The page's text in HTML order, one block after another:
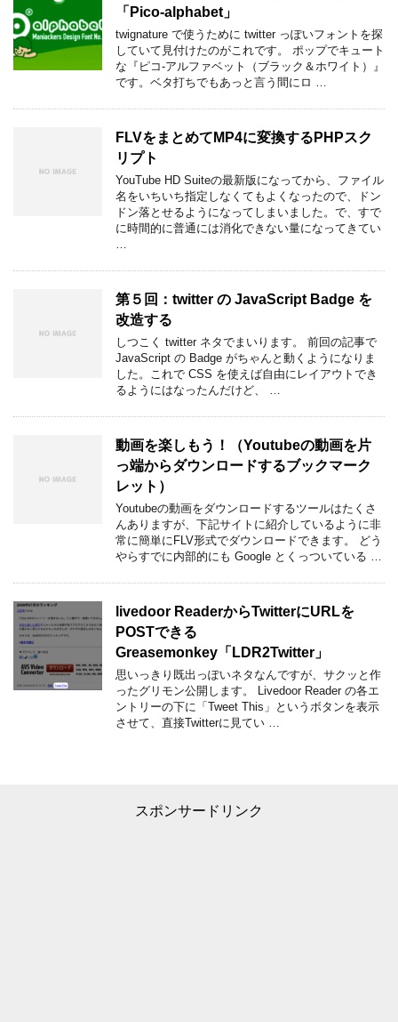
「Pico-alphabet」
twignature で使うために twitter っぽいフォントを探
していて見付けたのがこれです。 ポップでキュート
な『ピコ-アルファベット（ブラック＆ホワイト）』
です。ベタ打ちでもあっと言う間にロ …
FLVをまとめてMP4に変換するPHPスク
リプト
YouTube HD Suiteの最新版になってから、ファイル
名をいちいち指定しなくてもよくなったので、ドン
ドン落とせるようになってしまいました。で、すで
に時間的に普通には消化できない量になってきてい
…
第５回：twitter の JavaScript Badge を
改造する
しつこく twitter ネタでまいります。 前回の記事で
JavaScript の Badge がちゃんと動くようになりま
した。これで CSS を使えば自由にレイアウトでき
るようにはなったんだけど、 …
動画を楽しもう！（Youtubeの動画を片
っ端からダウンロードするブックマーク
レット）
Youtubeの動画をダウンロードするツールはたくさ
んありますが、下記サイトに紹介しているように非
常に簡単にFLV形式でダウンロードできます。 どう
やらすでに内部的にも Google とくっついている …
livedoor ReaderからTwitterにURLを
POSTできる
Greasemonkey「LDR2Twitter」
思いっきり既出っぽいネタなんですが、サクッと作
ったグリモン公開します。 Livedoor Reader の各エ
ントリーの下に「Tweet This」というボタンを表示
させて、直接Twitterに見てい …
スポンサードリンク